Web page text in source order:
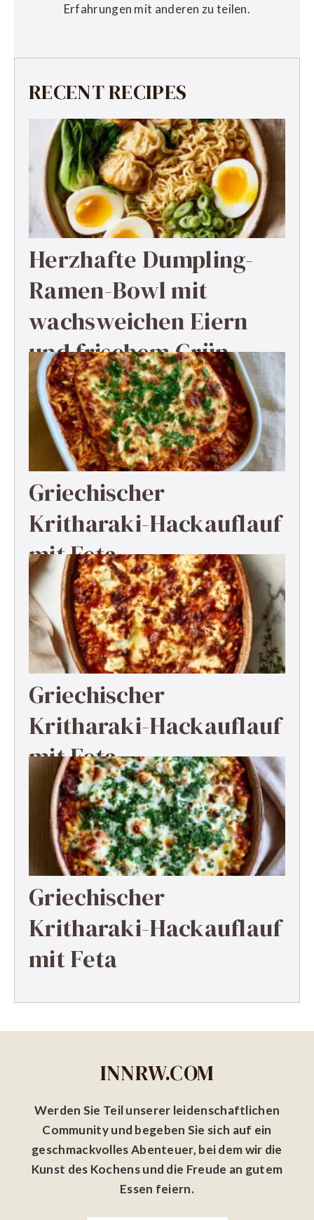
Erfahrungen mit anderen zu teilen.
RECENT RECIPES
Herzhafte Dumpling-
Ramen-Bowl mit
wachsweichen Eiern
und frischem Grün
Griechischer
Kritharaki-Hackauflauf
mit Feta
Griechischer
Kritharaki-Hackauflauf
mit Feta
Griechischer
Kritharaki-Hackauflauf
mit Feta
INNRW.COM
Werden Sie Teil unserer leidenschaftlichen
Community und begeben Sie sich auf ein
geschmackvolles Abenteuer, bei dem wir die
Kunst des Kochens und die Freude an gutem
Essen feiern.